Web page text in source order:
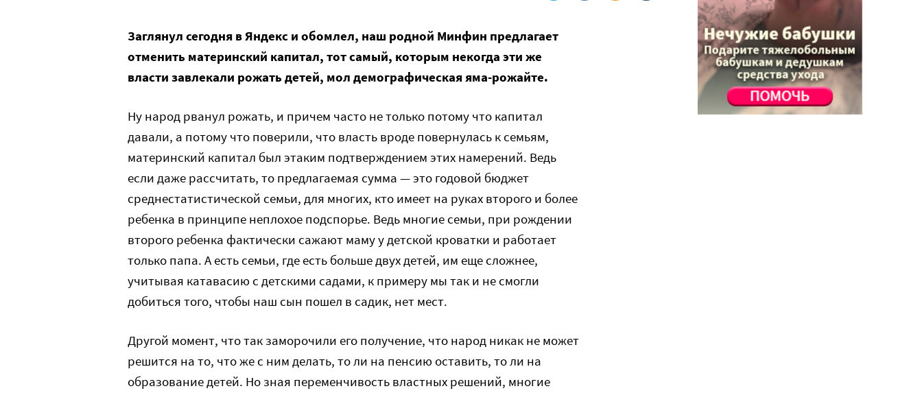
Заглянул сегодня в Яндекс и обомлел, наш родной Минфин предлагает
отменить материнский капитал, тот самый, которым некогда эти же
власти завлекали рожать детей, мол демографическая яма-рожайте.
Ну народ рванул рожать, и причем часто не только потому что капитал
давали, а потому что поверили, что власть вроде повернулась к семьям,
материнский капитал был этаким подтверждением этих намерений. Ведь
если даже рассчитать, то предлагаемая сумма — это годовой бюджет
среднестатистической семьи, для многих, кто имеет на руках второго и более
ребенка в принципе неплохое подспорье. Ведь многие семьи, при рождении
второго ребенка фактически сажают маму у детской кроватки и работает
только папа. А есть семьи, где есть больше двух детей, им еще сложнее,
учитывая катавасию с детскими садами, к примеру мы так и не смогли
добиться того, чтобы наш сын пошел в садик, нет мест.
Другой момент, что так заморочили его получение, что народ никак не может
решится на то, что же с ним делать, то ли на пенсию оставить, то ли на
образование детей. Но зная переменчивость властных решений, многие